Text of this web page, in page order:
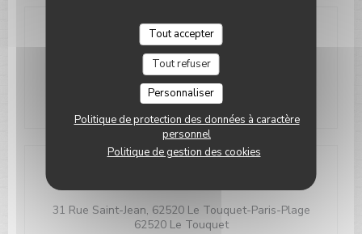
Tout accepter
Tout refuser
Personnaliser
Politique de protection des données à caractère
personnel
Politique de gestion des cookies
Accès
Parking Saint-Jean 2
31 Rue Saint-Jean, 62520 Le Touquet-Paris-Plage
62520 Le Touquet((ouvre une nouvelle